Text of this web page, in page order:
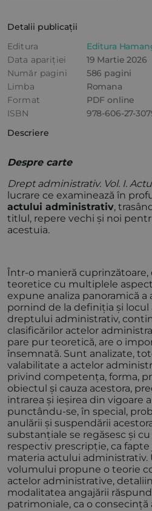
Detalii publicații
Editura
Editura
Data apariției
19 Martie 2026
Număr pagini
586 pagini
Limba
Romana
Format
PDF online
ISBN
978-606-27-
Descriere
Despre carte
Drept administrativ. Vol. I.
lucrare ce examinează în
actului administrativ,
titlul, repere vechi și noi
acestuia.
Într-o manieră
teoretice cu multiplele
expune analiza panoramică
pornind de la definiția și locul
dreptului administrativ,
clasificărilor actelor
pare pur teoretică, are o
însemnată. Sunt analizate,
valabilitate a actelor
privind competența, forma,
obiectul și cauza acestora,
intrarea și ieșirea din vigoare
punctându-se, în special,
anulării și suspendării
substanțiale se regăsesc și
respectiv prescripție, ca
materia actului administrativ.
volumului propune o teorie
actelor administrative,
modalitatea angajării
patrimoniale, ca o consecință